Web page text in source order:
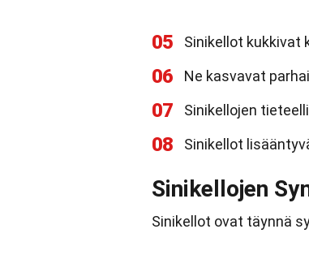
05 Sinikellot kukkivat
06 Ne kasvavat
07 Sinikellojen
08 Sinikellot
Sinikellojen
Sinikellot ovat täynnä